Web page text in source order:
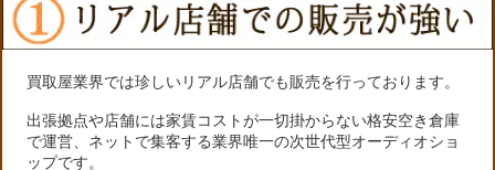
買取屋業界では珍しいリアル店舗でも販売を行っております。
出張拠点や店舗には家賃コストが一切掛からない格安空き倉庫
で運営、ネットで集客する業界唯一の次世代型オーディオショ
ップです。